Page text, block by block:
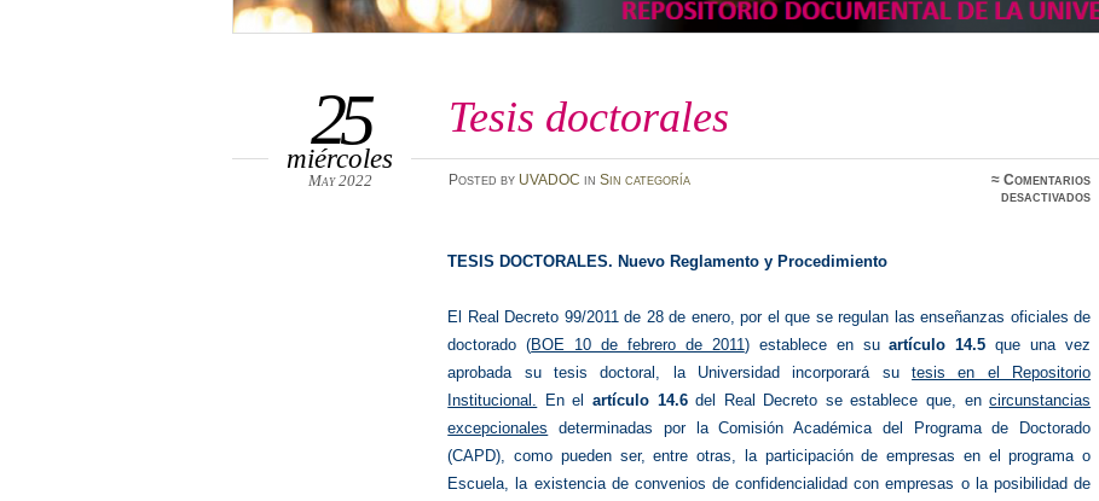
Tesis doctorales
25
miércoles
May 2022 Posted by UVADOC in Sin categoría ≈Comentarios
desactivadosen
TESIS DOCTORALES. Nuevo Reglamento y Procedimiento
El Real Decreto 99/2011 de 28 de enero, por el que se regulan las enseñanzas oficiales de
doctorado (BOE 10 de febrero de 2011) establece en suartículo 14.5 que una vez
aprobada su tesis doctoral, la Universidad incorporará sutesis en el Repositorio
Institucional. En el artículo 14.6del Real Decreto se establece que, encircunstancias
excepcionales determinadas por la Comisión Académica del Programa de Doctorado
(CAPD), como pueden ser, entre otras, la participación de empresas en el programa o
Escuela, la existencia de convenios de confidencialidad con empresas o la posibilidad de